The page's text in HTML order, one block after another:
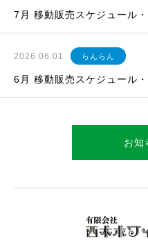
7月 移動販売スケジュール
2026.06.01 らんらん
6月 移動販売スケジュール
お知